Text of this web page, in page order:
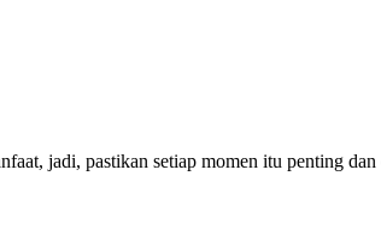
jadi, pastikan setiap momen itu penting